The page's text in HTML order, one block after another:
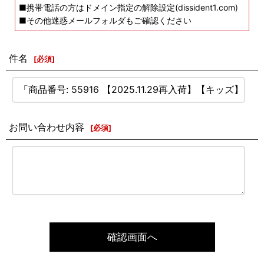
■携帯電話の方はドメイン指定の解除設定(dissident1.com)
■その他迷惑メールフォルダもご確認ください
件名 [必須]
お問い合わせ内容 [必須]
確認画面へ